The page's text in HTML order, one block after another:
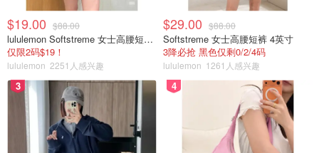
$19.00 $88.00
lululemon Softstreme 女士高腰短裤 10cm
仅限2码$19！
lululemon 2251人感兴趣
$29.00 $88.00
Softstreme 女士高腰短裤 4英寸
3降必抢 黑色仅剩0/2/4码
lululemon 1261人感兴趣
3 4